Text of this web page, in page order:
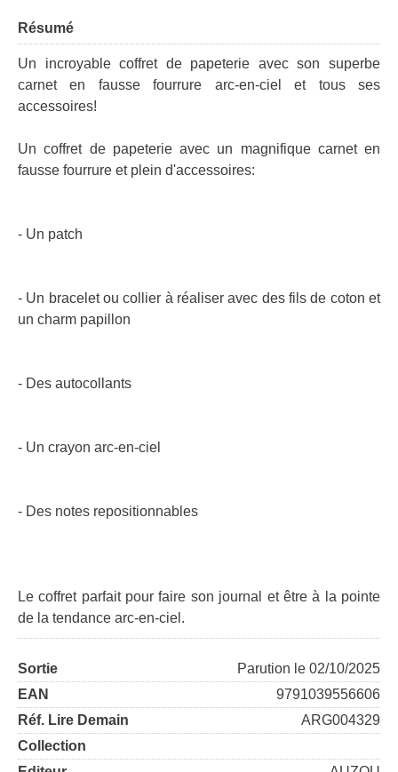
Résumé
Un incroyable coffret de papeterie avec son superbe
carnet en fausse fourrure arc-en-ciel et tous ses
accessoires!
Un coffret de papeterie avec un magnifique carnet en
fausse fourrure et plein d'accessoires:
- Un patch
- Un bracelet ou collier à réaliser avec des fils de coton et
un charm papillon
- Des autocollants
- Un crayon arc-en-ciel
- Des notes repositionnables
Le coffret parfait pour faire son journal et être à la pointe
de la tendance arc-en-ciel.
Sortie
Parution le 02/10/2025
EAN
9791039556606
Réf. Lire Demain
ARG004329
Collection